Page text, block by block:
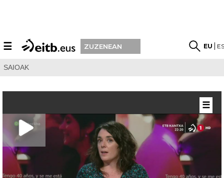
☰ ZUZENEAN EU
SAIOAK
☰